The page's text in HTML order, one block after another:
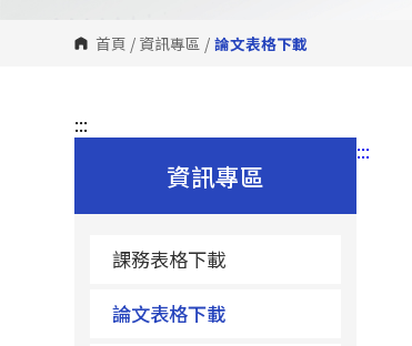
首頁 / 資訊專區 / 論文表格下載
:::
資訊專區
課務表格下載
論文表格下載
:::